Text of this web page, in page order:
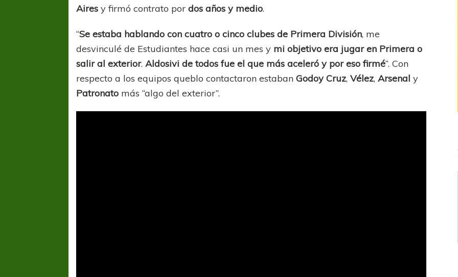
Aires y firmó contrato pordos años y medio.
“Se estaba hablando con cuatro o cinco clubes de Primera División, me
desvinculé de Estudiantes hace casi un mes y mi objetivo era jugar en Primera o
salir al exterior.Aldosivi de todos fue el que más aceleró y por eso firmé“. Con
respecto a los equipos queblo contactaron estabanGodoy Cruz,Vélez,Arsenal y
Patronato más “algo del exterior”.